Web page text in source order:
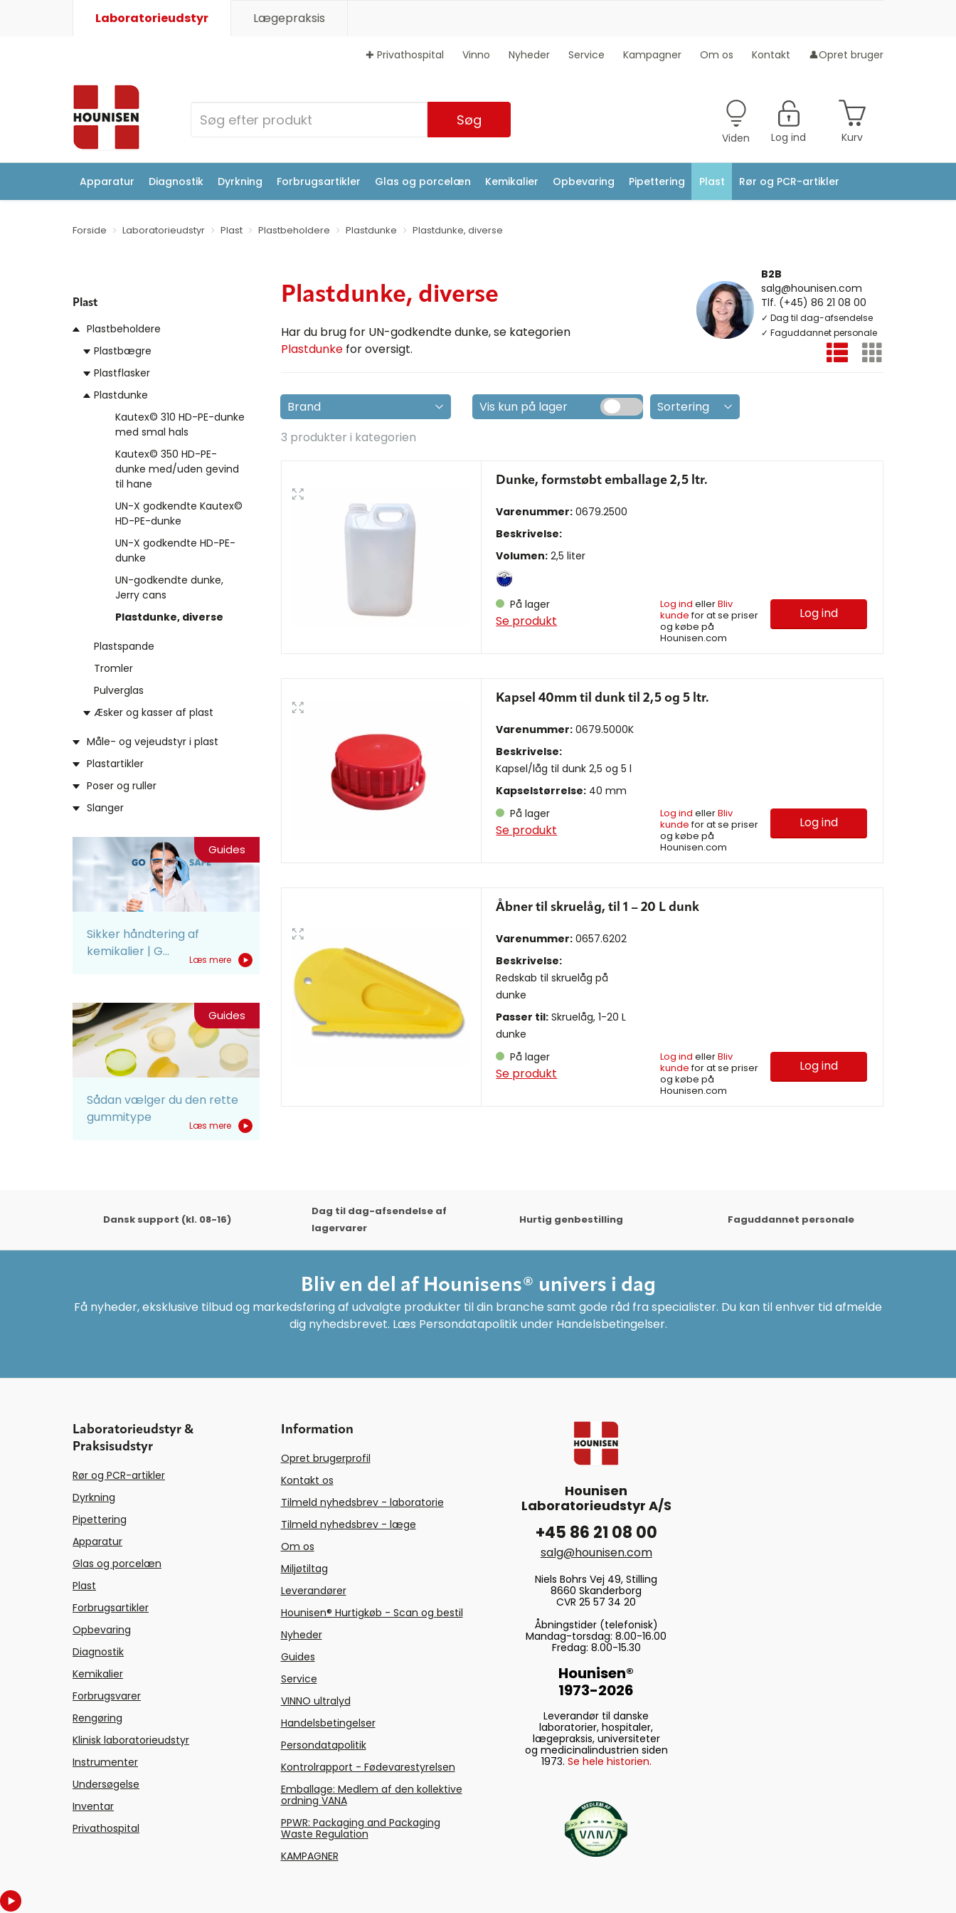
Laboratorieudstyr Lægepraksis
✚ Privathospital Vinno Nyheder Service Kampagner Om os Kontakt 👤Opret bruger
Søg
Viden Log ind Kurv
Apparatur Diagnostik Dyrkning Forbrugsartikler Glas og porcelæn Kemikalier Opbevaring Pipettering Plast Rør og PCR-artikler
Forside Laboratorieudstyr Plast Plastbeholdere Plastdunke Plastdunke, diverse
Plast
Plastbeholdere
Plastbægre
Plastflasker
Plastdunke
Kautex© 310 HD-PE-dunke
med smal hals
Kautex© 350 HD-PE-
dunke med/uden gevind
til hane
UN-X godkendte Kautex©
HD-PE-dunke
UN-X godkendte HD-PE-
dunke
UN-godkendte dunke,
Jerry cans
Plastdunke, diverse
Plastspande
Tromler
Pulverglas
Æsker og kasser af plast
Måle- og vejeudstyr i plast
Plastartikler
Poser og ruller
Slanger
Guides
Sikker håndtering af
kemikalier | G...
Læs mere
Guides
Sådan vælger du den rette
gummitype
Læs mere
Plastdunke, diverse
Har du brug for UN-godkendte dunke, se kategorien
Plastdunkefor oversigt.
B2B
salg@hounisen.com
Tlf. (+45) 86 21 08 00
✓ Dag til dag-afsendelse
✓ Faguddannet personale
Vis kun på lager
3 produkter i kategorien
Dunke, formstøbt emballage 2,5 ltr.
Varenummer: 0679.2500
Beskrivelse:
Volumen: 2,5 liter
På lager
Se produkt
Log ind ellerBliv
kundefor at se priser
og købe på
Hounisen.com
Log ind
Kapsel 40mm til dunk til 2,5 og 5 ltr.
Varenummer: 0679.5000K
Beskrivelse:
Kapsel/låg til dunk 2,5 og 5 l
Kapselstørrelse: 40 mm
På lager
Se produkt
Log ind ellerBliv
kundefor at se priser
og købe på
Hounisen.com
Log ind
Åbner til skruelåg, til 1 – 20 L dunk
Varenummer: 0657.6202
Beskrivelse:
Redskab til skruelåg på
dunke
Passer til: Skruelåg, 1-20 L
dunke
På lager
Se produkt
Log ind ellerBliv
kundefor at se priser
og købe på
Hounisen.com
Log ind
Dansk support (kl. 08-16)
Dag til dag-afsendelse af
lagervarer
Hurtig genbestilling Faguddannet personale
Bliv en del af Hounisens® univers i dag
Få nyheder, eksklusive tilbud og markedsføring af udvalgte produkter til din branche samt gode råd fra specialister. Du kan til enhver tid afmelde
dig nyhedsbrevet. Læs Persondatapolitik under Handelsbetingelser.
Laboratorieudstyr &
Praksisudstyr
Rør og PCR-artikler
Dyrkning
Pipettering
Apparatur
Glas og porcelæn
Plast
Forbrugsartikler
Opbevaring
Diagnostik
Kemikalier
Forbrugsvarer
Rengøring
Klinisk laboratorieudstyr
Instrumenter
Undersøgelse
Inventar
Privathospital
Information
Opret brugerprofil
Kontakt os
Tilmeld nyhedsbrev - laboratorie
Tilmeld nyhedsbrev - læge
Om os
Miljøtiltag
Leverandører
Hounisen® Hurtigkøb - Scan og bestil
Nyheder
Guides
Service
VINNO ultralyd
Handelsbetingelser
Persondatapolitik
Kontrolrapport - Fødevarestyrelsen
Emballage: Medlem af den kollektive
ordning VANA
PPWR: Packaging and Packaging
Waste Regulation
KAMPAGNER
Hounisen
Laboratorieudstyr A/S
+45 86 21 08 00
salg@hounisen.com
Niels Bohrs Vej 49, Stilling
8660 Skanderborg
CVR 25 57 34 20
Åbningstider (telefonisk)
Mandag-torsdag: 8.00-16.00
Fredag: 8.00-15.30
Hounisen®
1973-2026
Leverandør til danske
laboratorier, hospitaler,
lægepraksis, universiteter
og medicinalindustrien siden
1973. Se hele historien.